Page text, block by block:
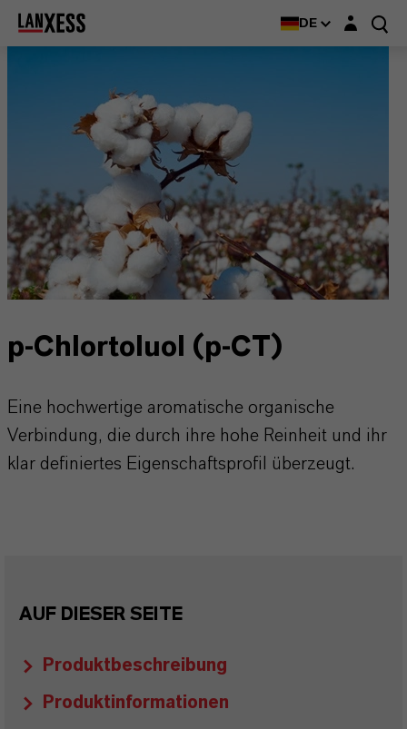
DE Login-Maske
p-Chlortoluol (p-CT)
Eine hochwertige aromatische organische
Verbindung, die durch ihre hohe Reinheit und ihr
klar definiertes Eigenschaftsprofil überzeugt.
AUF DIESER SEITE
Produktbeschreibung
Produktinformationen